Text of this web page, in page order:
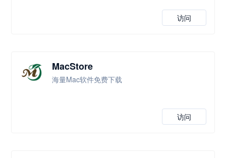
访问
MacStore
海量Mac软件免费下载
访问